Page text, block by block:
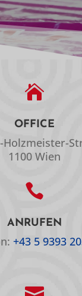

OFFICE
Holzmeister-
1100 Wien

ANRUFEN
+43 5 9393